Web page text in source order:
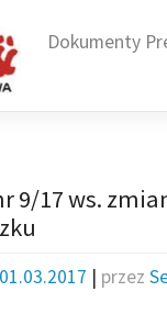
Dokumenty
9/17 ws.
01.03.2017 | przez